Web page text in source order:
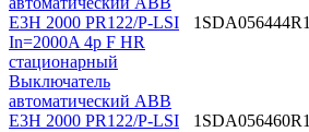
E3H 2000 PR122/P-LSI
In=2000A 4p F HR
стационарный
1SDA056444R1
Выключатель
автоматический ABB
E3H 2000 PR122/P-LSI
1SDA056460R1